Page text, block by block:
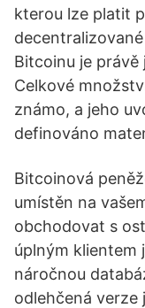
kterou lze platit
Bitcoinu je právě
Celkové
známo, a jeho
definováno
Bitcoinová
umístěn na
obchodovat s
úplným klientem
náročnou
odlehčená verze